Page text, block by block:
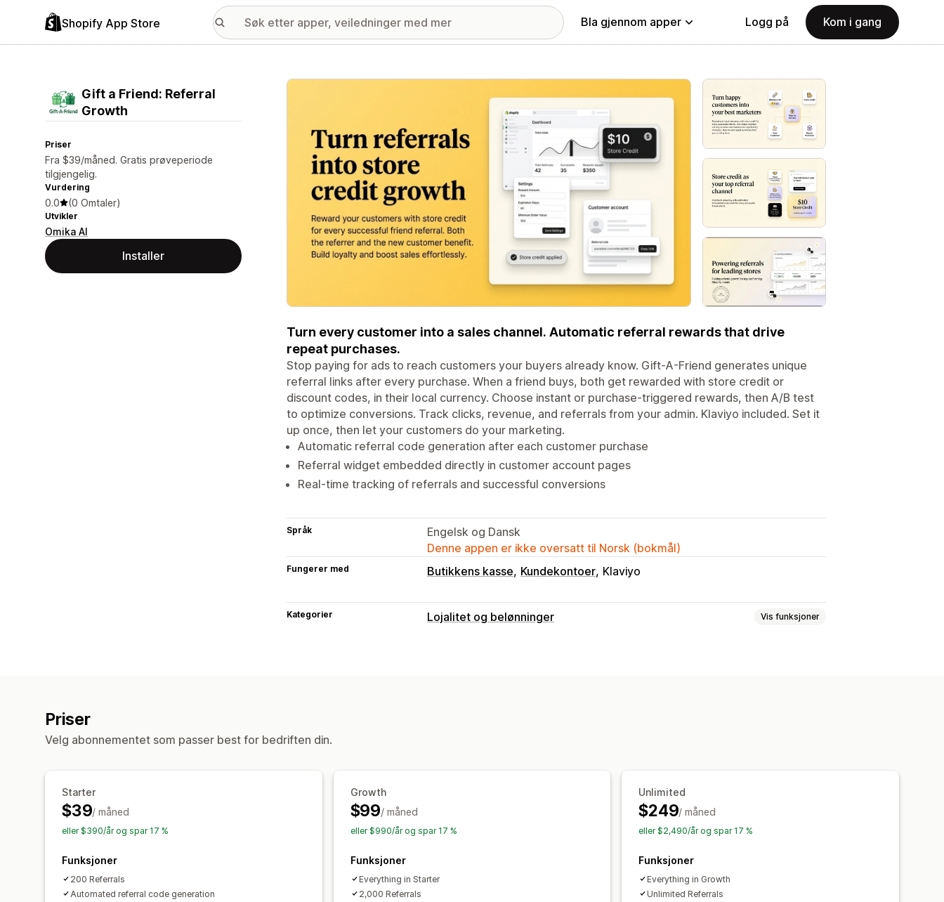
Shopify App Store Bla gjennom apper Logg på Kom i gang
Gift a Friend: Referral
Growth
Priser
Fra $39/måned. Gratis prøveperiode
tilgjengelig.
Vurdering
0.0 (0 Omtaler)
Utvikler
Omika AI
Installer
Galleri med fremhevede bilder
Turn every customer into a sales channel. Automatic referral rewards that drive
repeat purchases.
Stop paying for ads to reach customers your buyers already know. Gift-A-Friend generates unique
referral links after every purchase. When a friend buys, both get rewarded with store credit or
discount codes, in their local currency. Choose instant or purchase-triggered rewards, then A/B test
to optimize conversions. Track clicks, revenue, and referrals from your admin. Klaviyo included. Set it
up once, then let your customers do your marketing.
Automatic referral code generation after each customer purchase
Referral widget embedded directly in customer account pages
Real-time tracking of referrals and successful conversions
Språk
Engelsk og Dansk
Denne appen er ikke oversatt til Norsk (bokmål)
Fungerer med Butikkens kasse Kundekontoer Klaviyo
Kategorier Lojalitet og belønninger Vis funksjoner
Priser
Velg abonnementet som passer best for bedriften din.
Starter
$39/ måned
eller $390/år og spar 17 %
Funksjoner
200 Referrals
Automated referral code generation
Growth
$99/ måned
eller $990/år og spar 17 %
Funksjoner
Everything in Starter
2,000 Referrals
Unlimited
$249/ måned
eller $2,490/år og spar 17 %
Funksjoner
Everything in Growth
Unlimited Referrals